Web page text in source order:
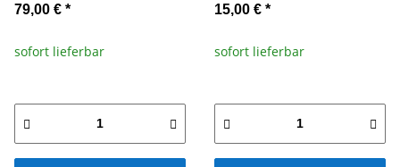
79,00 € *
sofort lieferbar
15,00 € *
sofort lieferbar